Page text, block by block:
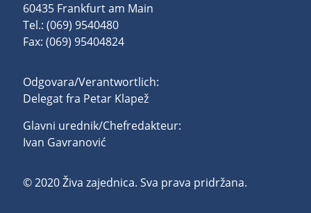
60435 Frankfurt am Main
Tel.: (069) 9540480
Fax: (069) 95404824
Odgovara/Verantwortlich:
Delegat fra Petar Klapež
Glavni urednik/Chefredakteur:
Ivan Gavranović
© 2020 Živa zajednica. Sva prava pridržana.